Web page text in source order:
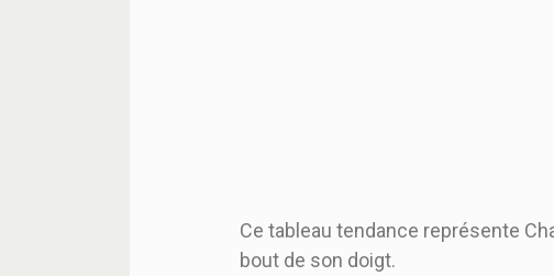
Ce tableau tendance représente
bout de son doigt.